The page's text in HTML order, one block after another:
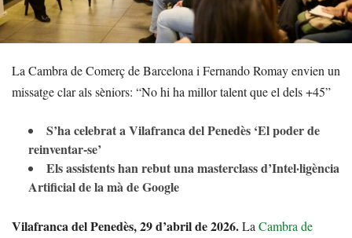
La Cambra de Comerç de Barcelona i Fernando Romay envien un
missatge clar als sèniors: “No hi ha millor talent que el dels +45”
S’ha celebrat a Vilafranca del Penedès ‘El poder de
reinventar-se’
Els assistents han rebut una masterclass d’Intel·ligència
Artificial de la mà de Google
Vilafranca del Penedès, 29 d’abril de 2026.LaCambrade